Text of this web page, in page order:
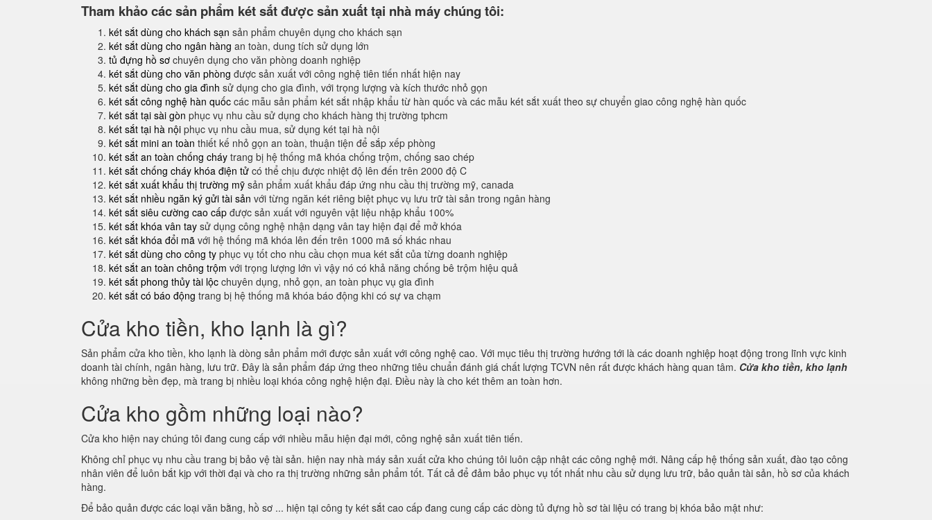
Tham khảo các sản phẩm két sắt được sản xuất tại nhà máy chúng tôi:
két sắt dùng cho khách sạn sản phẩm chuyên dụng cho khách sạn
két sắt dùng cho ngân hàng an toàn, dung tích sử dụng lớn
tủ đựng hồ sơ chuyên dụng cho văn phòng doanh nghiệp
két sắt dùng cho văn phòng được sản xuất với công nghệ tiên tiến nhất hiện nay
két sắt dùng cho gia đình sử dụng cho gia đình, với trọng lượng và kích thước nhỏ gọn
két sắt công nghệ hàn quốc các mẫu sản phẩm két sắt nhập khẩu từ hàn quốc và các mẫu két sắt xuất theo sự chuyển giao công nghệ hàn quốc
két sắt tại sài gòn phục vụ nhu cầu sử dụng cho khách hàng thị trường tphcm
két sắt tại hà nội phục vụ nhu cầu mua, sử dụng két tại hà nội
két sắt mini an toàn thiết kế nhỏ gọn an toàn, thuận tiện để sắp xếp phòng
két sắt an toàn chống cháy trang bị hệ thống mã khóa chống trộm, chống sao chép
két sắt chống cháy khóa điện tử có thể chịu được nhiệt độ lên đến trên 2000 độ C
két sắt xuất khẩu thị trường mỹ sản phẩm xuất khẩu đáp ứng nhu cầu thị trường mỹ, canada
két sắt nhiều ngăn ký gửi tài sản với từng ngăn két riêng biệt phục vụ lưu trữ tài sản trong ngân hàng
két sắt siêu cường cao cấp được sản xuất với nguyên vật liệu nhập khẩu 100%
két sắt khóa vân tay sử dụng công nghệ nhận dạng vân tay hiện đại để mở khóa
két sắt khóa đổi mã với hệ thống mã khóa lên đến trên 1000 mã số khác nhau
két sắt dùng cho công ty phục vụ tốt cho nhu cầu chọn mua két sắt của từng doanh nghiệp
két sắt an toàn chông trộm với trọng lượng lớn vì vậy nó có khả năng chống bê trộm hiệu quả
két sắt phong thủy tài lộc chuyên dụng, nhỏ gọn, an toàn phục vụ gia đình
két sắt có báo động trang bị hệ thống mã khóa báo động khi có sự va chạm
Cửa kho tiền, kho lạnh là gì?
Sản phẩm cửa kho tiền, kho lạnh là dòng sản phẩm mới được sản xuất với công nghệ cao. Với mục tiêu thị trường hướng tới là các doanh nghiệp hoạt động trong lĩnh vực kinh
doanh tài chính, ngân hàng, lưu trữ. Đây là sản phẩm đáp ứng theo những tiêu chuẩn đánh giá chất lượng TCVN nên rất được khách hàng quan tâm. Cửa kho tiền, kho lạnh
không những bền đẹp, mà trang bị nhiều loại khóa công nghệ hiện đại. Điều này là cho két thêm an toàn hơn.
Cửa kho gồm những loại nào?
Cửa kho hiện nay chúng tôi đang cung cấp với nhiều mẫu hiện đại mới, công nghệ sản xuất tiên tiến.
Không chỉ phục vụ nhu cầu trang bị bảo vệ tài sản. hiện nay nhà máy sản xuất cửa kho chúng tôi luôn cập nhật các công nghệ mới. Nâng cấp hệ thống sản xuất, đào tạo công
nhân viên để luôn bắt kịp với thời đại và cho ra thị trường những sản phẩm tốt. Tất cả để đảm bảo phục vụ tốt nhất nhu cầu sử dụng lưu trữ, bảo quản tài sản, hồ sơ của khách
hàng.
Để bảo quản được các loại văn bằng, hồ sơ ... hiện tại công ty két sắt cao cấp đang cung cấp các dòng tủ đựng hồ sơ tài liệu có trang bị khóa bảo mật như: